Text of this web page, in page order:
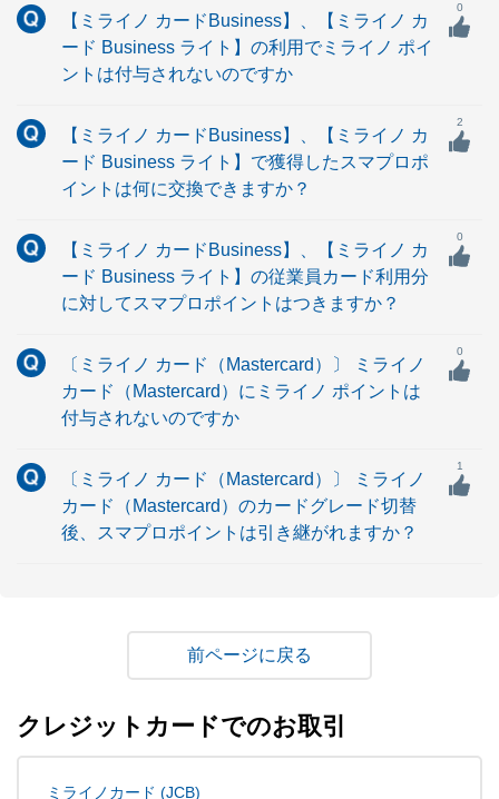
【ミライノ カードBusiness】、【ミライノ カ
ード Business ライト】の利用でミライノ ポイ
ントは付与されないのですか
0
【ミライノ カードBusiness】、【ミライノ カ
ード Business ライト】で獲得したスマプロポ
イントは何に交換できますか？
2
【ミライノ カードBusiness】、【ミライノ カ
ード Business ライト】の従業員カード利用分
に対してスマプロポイントはつきますか？
0
〔ミライノ カード（Mastercard）〕 ミライノ
カード（Mastercard）にミライノ ポイントは
付与されないのですか
0
〔ミライノ カード（Mastercard）〕 ミライノ
カード（Mastercard）のカードグレード切替
後、スマプロポイントは引き継がれますか？
1
戻る
クレジットカードでのお取引
ミライノカード (JCB)